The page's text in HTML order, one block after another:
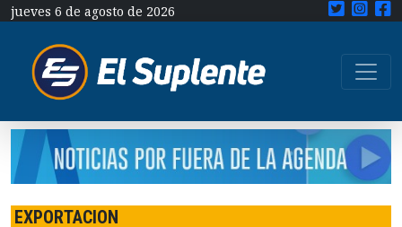
jueves 6 de agosto de 2026
EXPORTACION